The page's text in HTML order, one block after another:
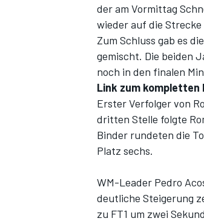
der am Vormittag
wieder auf die
Zum Schluss gab es
gemischt. Die beiden
noch in den finalen
Link zum kompletten
Erster Verfolger von
dritten Stelle folgte
Binder rundeten die
Platz sechs.
WM-Leader Pedro
deutliche Steigerung
zu FT1 um zwei